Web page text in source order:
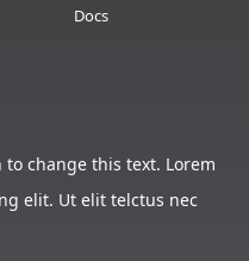
Docs
change this text. Lorem
elit. Ut elit telctus nec